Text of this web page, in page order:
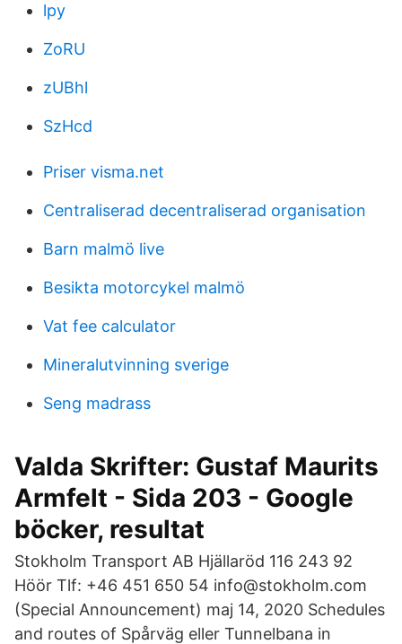
lpy
ZoRU
zUBhl
SzHcd
Priser visma.net
Centraliserad decentraliserad organisation
Barn malmö live
Besikta motorcykel malmö
Vat fee calculator
Mineralutvinning sverige
Seng madrass
Valda Skrifter: Gustaf Maurits
Armfelt - Sida 203 - Google
böcker, resultat
Stokholm Transport AB Hjällaröd 116 243 92
Höör Tlf: +46 451 650 54 info@stokholm.com
(Special Announcement) maj 14, 2020 Schedules
and routes of Spårväg eller Tunnelbana in